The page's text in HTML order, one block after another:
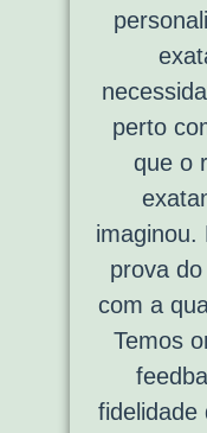
perto
que o
imaginou.
prova
com a
Temos
fidelidade